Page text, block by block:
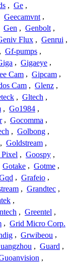
, Ge ,
Geecamvnt ,
Gen , Genbolt ,
Flux , Genrui ,
, Gf-pumps ,
, Gigaeye ,
Cam , Gipcam ,
Cam , Glenz ,
, Gltech ,
, Go1984 ,
, Gocomma ,
, Golbong ,
, Goldstream ,
, Goospy ,
Gotake , Gotme ,
, Grafeio ,
, Grandtec ,
,
, Greentel ,
, Grid Micro Corp.
, Grwibeou ,
, Guard ,
,